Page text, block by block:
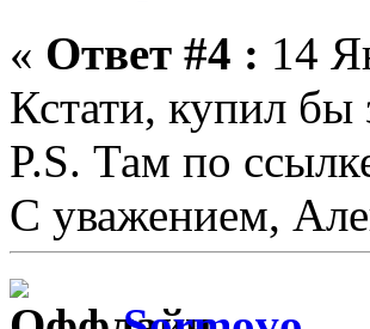
« Ответ #4 : 14
Кстати, купил бы
P.S. Там по
С уважением,